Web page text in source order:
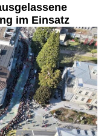
im Einsatz